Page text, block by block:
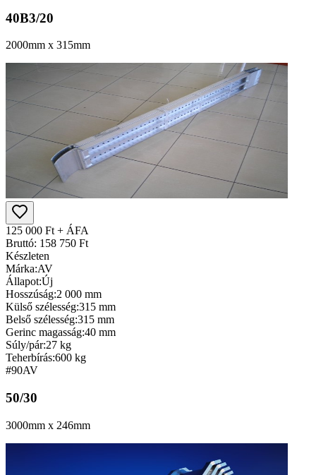
40B3/20
2000mm x 315mm
125 000 Ft + ÁFA
Bruttó: 158 750 Ft
Készleten
Márka:AV
Állapot:Új
Hosszúság:2 000 mm
Külső szélesség:315 mm
Belső szélesség:315 mm
Gerinc magasság:40 mm
Súly/pár:27 kg
Teherbírás:600 kg
#90AV
50/30
3000mm x 246mm